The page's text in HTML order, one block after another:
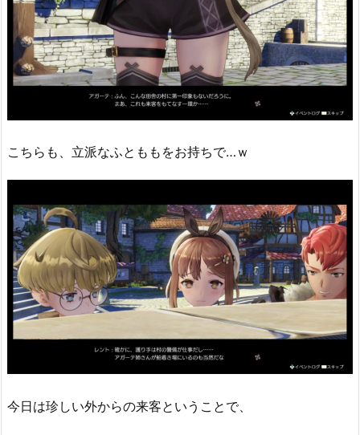
こちらも、立派なふとももをお持ちで…ｗ
今日は珍しい外からの来客ということで、